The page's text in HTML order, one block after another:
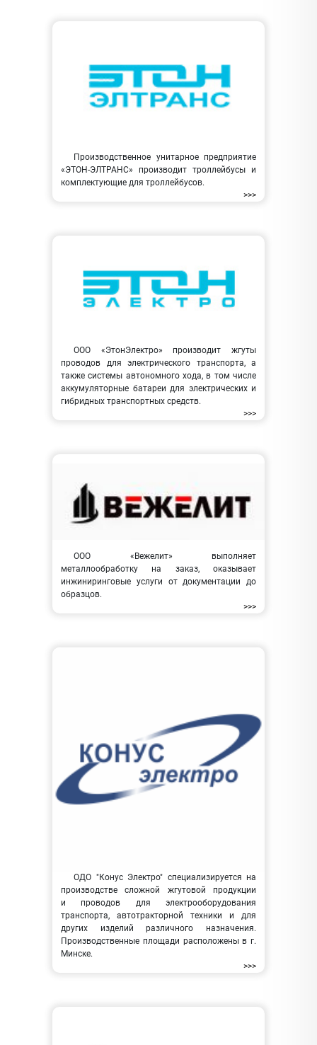
Производственное унитарное предприятие
«ЭТОН-ЭЛТРАНС» производит троллейбусы и
комплектующие для троллейбусов.
>>>
ООО «ЭтонЭлектро» производит жгуты
проводов для электрического транспорта, а
также системы автономного хода, в том числе
аккумуляторные батареи для электрических и
гибридных транспортных средств.
>>>
ООО «Вежелит» выполняет
металлообработку на заказ, оказывает
инжиниринговые услуги от документации до
образцов.
>>>
ОДО "Конус Электро" специализируется на
производстве сложной жгутовой продукции
и проводов для электрооборудования
транспорта, автотракторной техники и для
других изделий различного назначения.
Производственные площади расположены в г.
Минске.
>>>